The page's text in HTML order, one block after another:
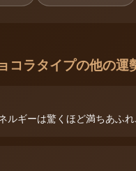
コラタイプの他の運
ルギーは驚くほど満ちあふ